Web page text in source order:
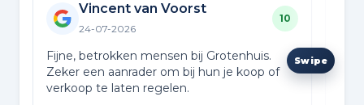
Vincent van Voorst
24-07-2026
10
Fijne, betrokken mensen bij Grotenhuis.
Zeker een aanrader om bij hun je koop of
verkoop te laten regelen.